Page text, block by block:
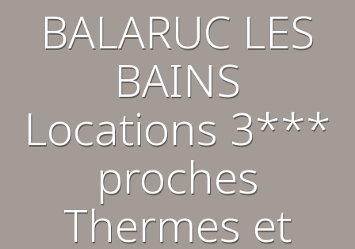
BALARUC LES
BAINS
Locations 3***
proches
Thermes et